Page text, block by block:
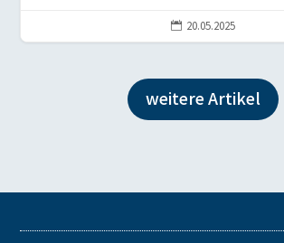
 20.05.2025
weitere Artikel